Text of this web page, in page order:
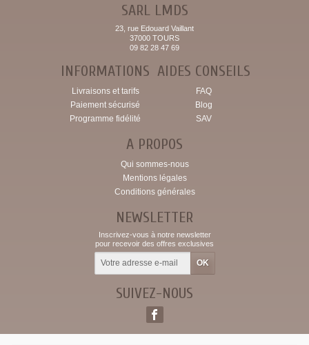
SARL LMDS
23, rue Edouard Vaillant
37000 TOURS
09 82 28 47 69
INFORMATIONS
Livraisons et tarifs
Paiement sécurisé
Programme fidélité
AIDES CONSEILS
FAQ
Blog
SAV
A PROPOS
Qui sommes-nous
Mentions légales
Conditions générales
NEWSLETTER
Inscrivez-vous à notre newsletter
pour recevoir des offres exclusives
SUIVEZ-NOUS